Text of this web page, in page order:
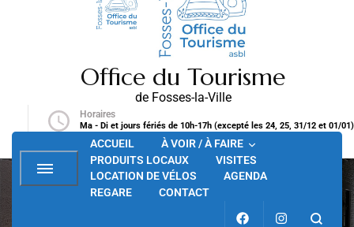
Office du Tourisme
de Fosses-la-Ville
Horaires
Ma - Di et jours fériés de 10h-17h (excepté les 24, 25, 31/12 et 01/01)
ACCUEIL
À VOIR / À FAIRE
PRODUITS LOCAUX
VISITES
LOCATION DE VÉLOS
AGENDA
REGARE
CONTACT